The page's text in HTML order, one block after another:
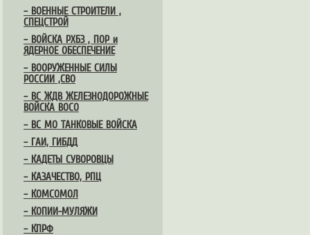
– ВОЕННЫЕ СТРОИТЕЛИ ,
СПЕЦСТРОЙ
– ВОЙСКА РХБЗ , ПОР и
ЯДЕРНОЕ ОБЕСПЕЧЕНИЕ
– ВООРУЖЕННЫЕ СИЛЫ
РОССИИ ,СВО
– ВС ЖДВ ЖЕЛЕЗНОДОРОЖНЫЕ
ВОЙСКА ВОСО
– ВС МО ТАНКОВЫЕ ВОЙСКА
– ГАИ, ГИБДД
– КАДЕТЫ СУВОРОВЦЫ
– КАЗАЧЕСТВО, РПЦ
– КОМСОМОЛ
– КОПИИ-МУЛЯЖИ
– КПРФ